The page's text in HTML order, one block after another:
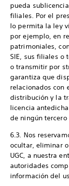
pueda
filiales. Por el
lo permita la ley
por ejemplo, en
patrimoniales,
SIE, sus filiales o
o transmitir por
garantiza que
relacionados con
distribución y la
licencia
de ningún tercero
6.3. Nos
ocultar, eliminar
UGC, a nuestra
autoridades
información del